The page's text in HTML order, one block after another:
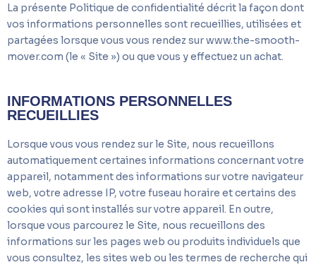
La présente Politique de confidentialité décrit la façon dont
vos informations personnelles sont recueillies, utilisées et
partagées lorsque vous vous rendez sur www.the-smooth-
mover.com (le « Site ») ou que vous y effectuez un achat.
INFORMATIONS PERSONNELLES
RECUEILLIES
Lorsque vous vous rendez sur le Site, nous recueillons
automatiquement certaines informations concernant votre
appareil, notamment des informations sur votre navigateur
web, votre adresse IP, votre fuseau horaire et certains des
cookies qui sont installés sur votre appareil. En outre,
lorsque vous parcourez le Site, nous recueillons des
informations sur les pages web ou produits individuels que
vous consultez, les sites web ou les termes de recherche qui